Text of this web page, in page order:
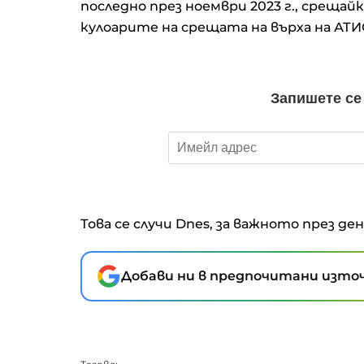
последно през ноември 2023 г.,
кулоарите на срещата на върха на
Това се случи Dnes, за важното през
Добави ни в предпочитани